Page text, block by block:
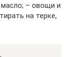
– овощи и
на терке,